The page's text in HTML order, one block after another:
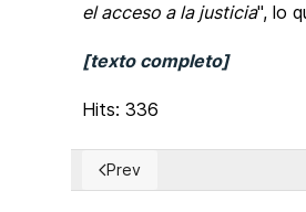
el acceso a la justicia", lo
[texto completo]
Hits: 336
Previous article: EUA: Ex
Prev